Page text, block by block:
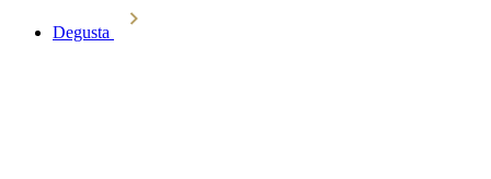
Degusta